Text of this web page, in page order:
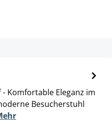
Komfortable Eleganz im
Besucherstuhl